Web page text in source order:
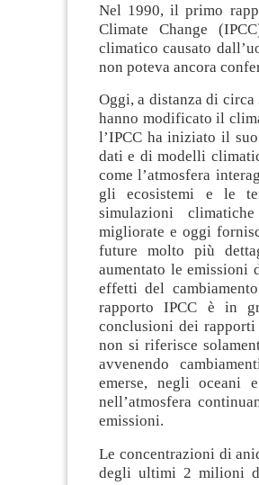
Nel 1990, il primo
Climate Change
climatico causato
non poteva ancora
Oggi, a distanza di
hanno modificato il
l’IPCC ha iniziato il
dati e di modelli
come l’atmosfera
gli ecosistemi e le
simulazioni
migliorate e oggi
future molto più
aumentato le emissioni
effetti del
rapporto IPCC è in
conclusioni dei
non si riferisce
avvenendo
emerse, negli
nell’atmosfera
emissioni.
Le concentrazioni di
degli ultimi 2 milioni